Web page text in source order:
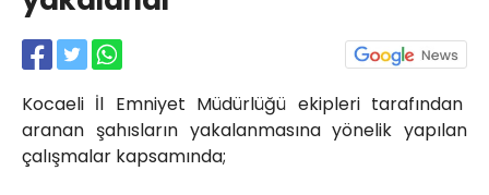
Kocaeli İl Emniyet Müdürlüğü ekipleri tarafından
aranan şahısların yakalanmasına yönelik yapılan
çalışmalar kapsamında;
Yahya Kaptan Mahallesi
Akkavaklar Caddesi No:17/4 İzmit-
kocaelisokak@gmail.com